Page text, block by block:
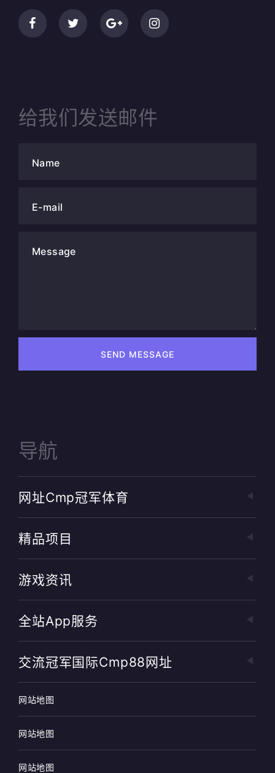
给我们发送邮件
Name
E-mail
Message
SEND MESSAGE
导航
网址cmp冠军体育
精品项目
游戏资讯
全站app服务
交流冠军国际cmp88网址
网站地图
网站地图
网站地图